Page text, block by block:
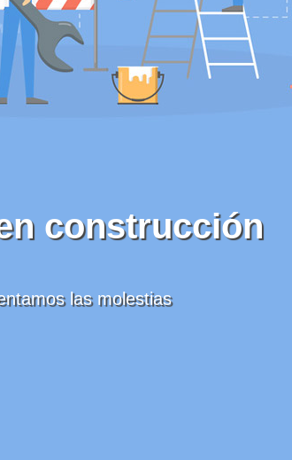
construcción
las molestias